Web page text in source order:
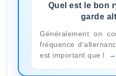
Quel est le bon
garde
Généralement on
fréquence
est important que l